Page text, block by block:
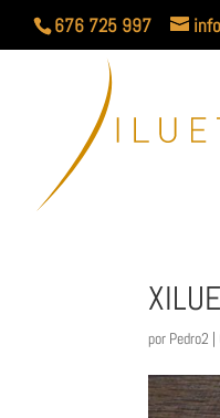
676 725 997
por Pedro2 |